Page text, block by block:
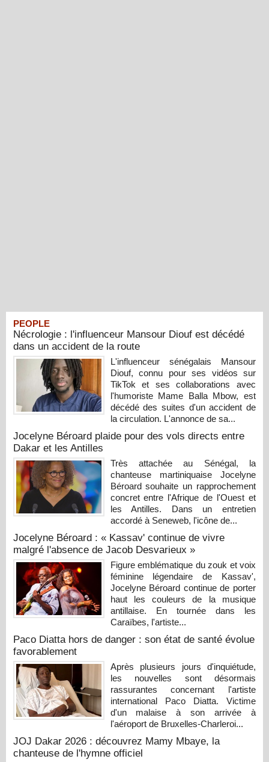
PEOPLE
Nécrologie : l'influenceur Mansour Diouf est décédé
dans un accident de la route
L'influenceur sénégalais Mansour
Diouf, connu pour ses vidéos sur
TikTok et ses collaborations avec
l'humoriste Mame Balla Mbow, est
décédé des suites d'un accident de
la circulation. L'annonce de sa...
Jocelyne Béroard plaide pour des vols directs entre
Dakar et les Antilles
Très attachée au Sénégal, la
chanteuse martiniquaise Jocelyne
Béroard souhaite un rapprochement
concret entre l'Afrique de l'Ouest et
les Antilles. Dans un entretien
accordé à Seneweb, l'icône de...
Jocelyne Béroard : « Kassav' continue de vivre
malgré l'absence de Jacob Desvarieux »
Figure emblématique du zouk et voix
féminine légendaire de Kassav',
Jocelyne Béroard continue de porter
haut les couleurs de la musique
antillaise. En tournée dans les
Caraïbes, l'artiste...
Paco Diatta hors de danger : son état de santé évolue
favorablement
Après plusieurs jours d'inquiétude,
les nouvelles sont désormais
rassurantes concernant l'artiste
international Paco Diatta. Victime
d'un malaise à son arrivée à
l'aéroport de Bruxelles-Charleroi...
JOJ Dakar 2026 : découvrez Mamy Mbaye, la
chanteuse de l'hymne officiel